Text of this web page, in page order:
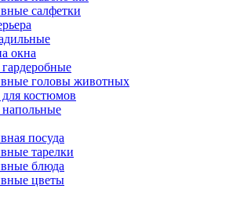
салфетки
окна
головы животных
костюмов
посуда
тарелки
блюда
цветы